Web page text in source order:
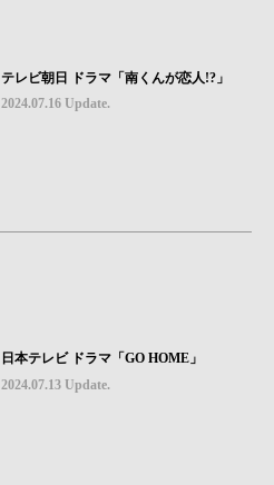
テレビ朝日 ドラマ「南くんが恋人!?」
2024.07.16 Update.
日本テレビ ドラマ「GO HOME」
2024.07.13 Update.